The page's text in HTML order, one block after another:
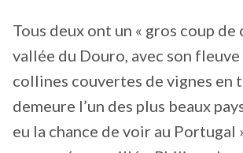
Tous deux ont un « gros coup
vallée du Douro, avec son
collines couvertes de vignes en
demeure l’un des plus beaux
eu la chance de voir au Portugal